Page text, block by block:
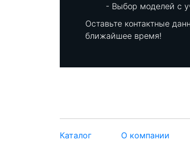
Выбор моделей с
Оставьте контактные
ближайшее время!
Каталог О компании